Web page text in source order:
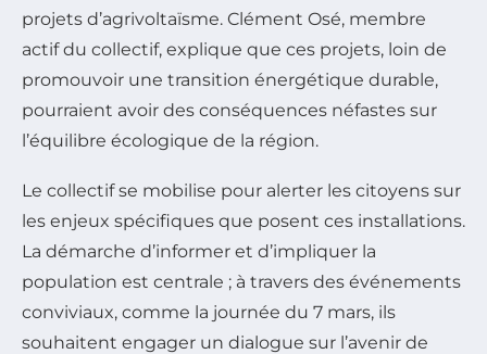
projets d’agrivoltaïsme. Clément Osé, membre
actif du collectif, explique que ces projets, loin de
promouvoir une transition énergétique durable,
pourraient avoir des conséquences néfastes sur
l’équilibre écologique de la région.
Le collectif se mobilise pour alerter les citoyens sur
les enjeux spécifiques que posent ces installations.
La démarche d’informer et d’impliquer la
population est centrale ; à travers des événements
conviviaux, comme la journée du 7 mars, ils
souhaitent engager un dialogue sur l’avenir de